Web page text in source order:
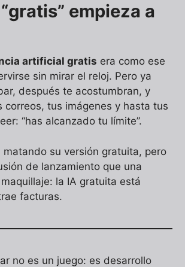
empieza a
artificial gratis era como ese
sin mirar el reloj. Pero ya
después te acostumbran, y
tus imágenes y hasta tus
“has alcanzado tu límite”.
matando su versión gratuita, pero
de lanzamiento que una
la IA gratuita está
facturas.
no es un juego: es desarrollo